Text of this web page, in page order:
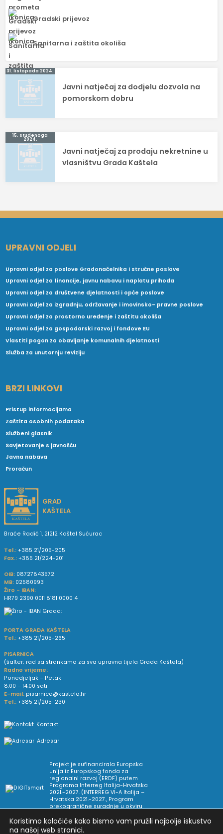
Gradski prijevoz
Sanitarna i zaštita okoliša
Navigacija
objava
31. listopada 2024.
Javni natječaj za dodjelu dozvola na
pomorskom dobru
15. studenoga
2024.
Javni natječaj za prodaju nekretnine u
vlasništvu Grada Kaštela
UPRAVNI ODJELI
Upravni odjel za poslove Gradonačelnika i stručne poslove
Upravni odjel za financije, javnu nabavu i naplatu prihoda
Upravni odjel za društvene djelatnosti i opće poslove
Upravni odjel za izgradnju, održavanje i imovinsko- pravne poslove
Upravni odjel za prostorno uređenje i zaštitu okoliša
Upravni odjel za gospodarski razvoj i fondove EU
Vlastiti pogon za obavljanje komunalnih djelatnosti
Služba za unutarnju reviziju
BRZI LINKOVI
Pristup informacijama
Zaštita osobnih podataka
Službeni glasnik
Savjetovanje s javnošću
Javna nabava
Proračun
GRAD
KAŠTELA
Braće Radić 1, 21212 Kaštel Sućurac
Tel.: +385 21/205-205
Fax.: +385 21/224-201
OIB: 08727843572
MB: 02580993
Žiro - IBAN:
HR79 2390 0011 8181 0000 4
PORTA GRADA KAŠTELA
Tel.: +385 21/205-265
PISARNICA
(šalter; rad sa strankama za sva upravna tijela Grada Kaštela)
Radno vrijeme:
Ponedjeljak – Petak
8.00 – 14.00 sati
E-mail: pisarnica@kastela.hr
Tel.: +385 21/205-230
Kontakt
Adresar
Projekt je sufinancirala Europska
unija iz Europskog fonda za
regionalni razvoj (ERDF) putem
Programa Interreg Italija-Hrvatska
2021.-2027. (INTERREG VI-A Italija –
Hrvatska 2021.-2027., Program
prekogranične suradnje u okviru
Koristimo kolačiće kako bismo vam pružili najbolje iskustvo
na našoj web stranici.